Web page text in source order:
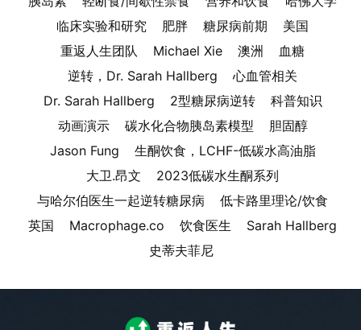
临床实验和研究
肥胖 糖尿病前期
美国
重返人生团队
Michael Xie 澳洲
血糖
逆转，Dr. Sarah Hallberg
心血管相关
Dr. Sarah Hallberg
2型糖尿病逆转
科普知识
动画演示
碳水化合物胰岛素模型
胆固醇
Jason Fung
生酮饮食，LCHF-低碳水高油脂
大卫.昂文
2023低碳水生酮系列
与哈尔伯医生一起逆转糖尿病
低卡路里理论/饮食
英国
Macrophage.co 饮食医生
Sarah Hallberg
史蒂夫菲尼